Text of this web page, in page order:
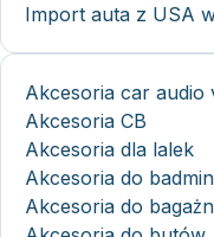
Import auta z USA
Akcesoria car audio
Akcesoria CB
Akcesoria dla lalek
Akcesoria do
Akcesoria do